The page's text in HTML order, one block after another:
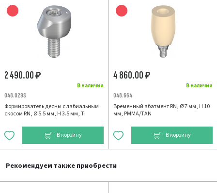
В наличии
2 490.00₽
048.029S
Формирователь десны с лабиальным
скосом RN, Ø 5.5 мм, H 3.5 мм, Ti
В корзину
В наличии
4 860.00₽
048.664
Временный абатмент RN, Ø 7 мм, H 10
мм, PMMA/TAN
В корзину
Рекомендуем также приобрести